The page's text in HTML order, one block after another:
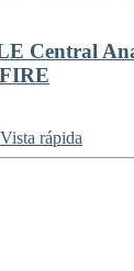
Central
Vista rápida